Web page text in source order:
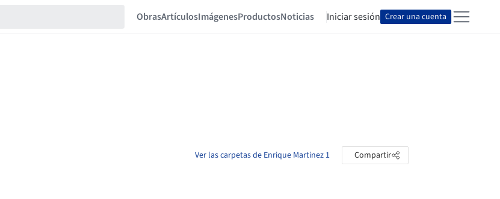
ObrasArtículosImágenesProductosNoticias Iniciar sesión Crear una cuenta
Ver las carpetas de Enrique Martinez 1 Compartir